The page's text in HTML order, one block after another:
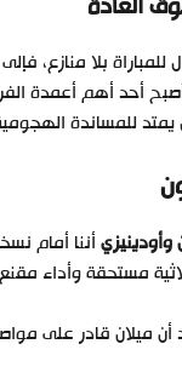
للمباراة بلا
أحد أهم أعمدة
يمتد للمساندة
وأودينيزيأننا أمام
مستحقة وأداء
ميلان قادر على